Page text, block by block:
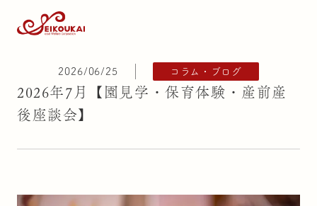
2026/06/25 コラム・ブログ
2026年7月【園見学・保育体験・産前産
後座談会】